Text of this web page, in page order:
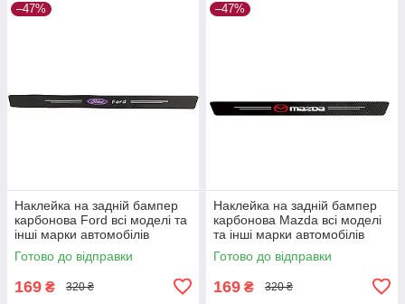
–47%
Наклейка на задній бампер
карбонова Ford всі моделі та
інші марки автомобілів
90х7см
Готово до відправки
169 ₴ 320 ₴
–47%
Наклейка на задній бампер
карбонова Mazda всі моделі
та інші марки автомобілів
90х7см style1
Готово до відправки
169 ₴ 320 ₴